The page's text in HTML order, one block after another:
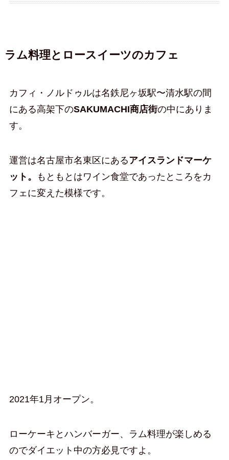
ラム料理とロースイーツのカフェ
カフィ・ノルドゥルは名鉄尼ヶ坂駅〜清水駅の間
にある高架下のSAKUMACHI商店街の中にありま
す。
運営は名古屋市名東区にあるアイスランドマーケ
ット。
もともとはワイン食堂であったところをカ
フェに変えた模様です。
2021年1月オープン。
ローケーキとハンバーガー、ラム料理が楽しめる
のでダイエット中の方必見ですよ。